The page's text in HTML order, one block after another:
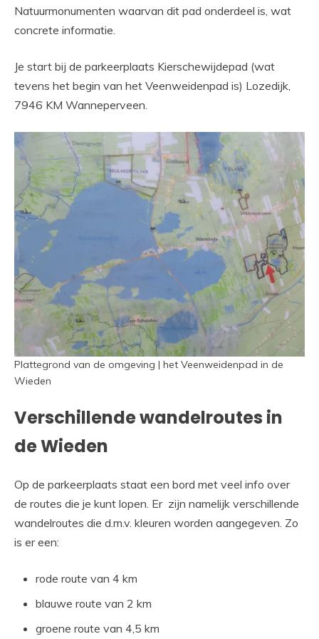
Natuurmonumenten waarvan dit pad onderdeel is, wat
concrete informatie.
Je start bij de parkeerplaats Kierschewijdepad (wat
tevens het begin van het Veenweidenpad is) Lozedijk,
7946 KM Wanneperveen.
Plattegrond van de omgeving | het Veenweidenpad in de
Wieden
Verschillende wandelroutes in
de Wieden
Op de parkeerplaats staat een bord met veel info over
de routes die je kunt lopen. Er zijn namelijk verschillende
wandelroutes die d.m.v. kleuren worden aangegeven. Zo
is er een:
rode route van 4 km
blauwe route van 2 km
groene route van 4,5 km